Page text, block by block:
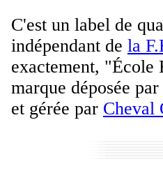
C'est un label de
indépendant de la
exactement, "École
marque déposée par
et gérée par Cheval